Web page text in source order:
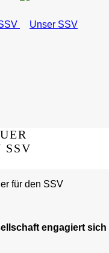
SSV
engagiert sich